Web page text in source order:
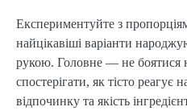
Експериментуйте з
найцікавіші варіанти
рукою. Головне — не боятися
спостерігати, як тісто реагує
відпочинку та якість